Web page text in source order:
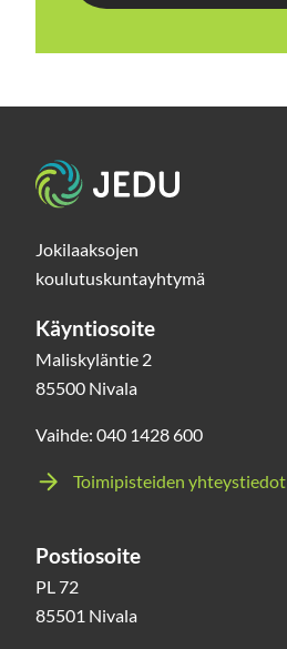
Etusivu
Jokilaaksojen
koulutuskuntayhtymä
Käyntiosoite
Maliskyläntie 2
85500 Nivala
Vaihde: 040 1428 600
Toimipisteiden yhteystiedot
Postiosoite
PL 72
85501 Nivala